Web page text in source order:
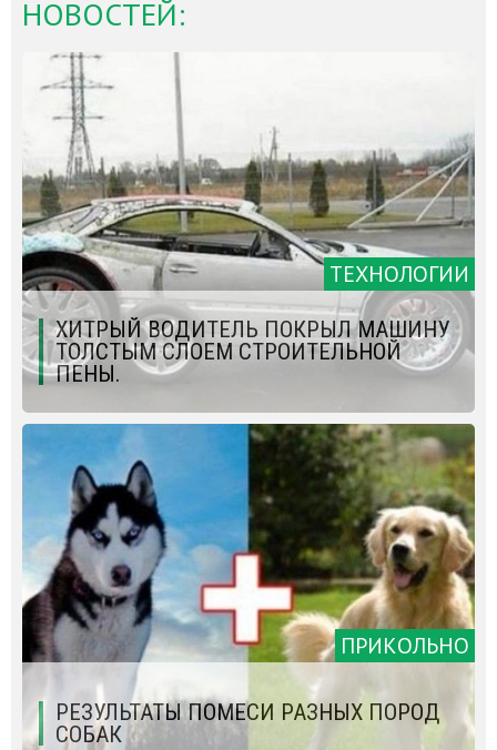
НОВОСТЕЙ:
ТЕХНОЛОГИИ
ХИТРЫЙ ВОДИТЕЛЬ ПОКРЫЛ МАШИНУ
ТОЛСТЫМ СЛОЕМ СТРОИТЕЛЬНОЙ
ПЕНЫ.
ПРИКОЛЬНО
РЕЗУЛЬТАТЫ ПОМЕСИ РАЗНЫХ ПОРОД
СОБАК